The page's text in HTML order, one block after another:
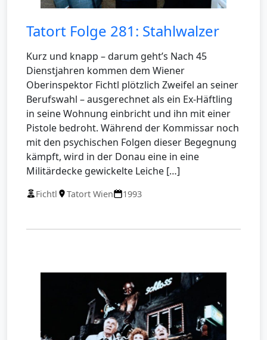
Tatort Folge 281: Stahlwalzer
Kurz und knapp – darum geht’s Nach 45
Dienstjahren kommen dem Wiener
Oberinspektor Fichtl plötzlich Zweifel an seiner
Berufswahl – ausgerechnet als ein Ex-Häftling
in seine Wohnung einbricht und ihn mit einer
Pistole bedroht. Während der Kommissar noch
mit den psychischen Folgen dieser Begegnung
kämpft, wird in der Donau eine in eine
Militärdecke gewickelte Leiche […]
Fichtl Tatort Wien 1993